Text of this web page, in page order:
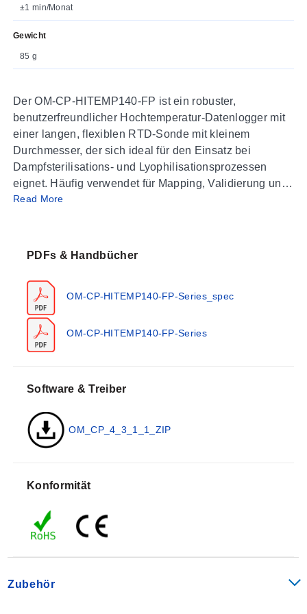
±1 min/Monat
Gewicht
85 g
Der OM-CP-HITEMP140-FP ist ein robuster,
benutzerfreundlicher Hochtemperatur-Datenlogger mit
einer langen, flexiblen RTD-Sonde mit kleinem
Durchmesser, der sich ideal für den Einsatz bei
Dampfsterilisations- und Lyophilisationsprozessen
eignet. Häufig verwendet für Mapping, Validierung und
Überwachung von Hochtemperatur-Oberflächen und -
36 und dem OM-CP-HITEMP140-FP-72, die entweder
cm (72') aufweisen. Die flexible Sonde ist mit PFA-
Isolierung beschichtet und hält Temperaturen bis zu
260°C (500°F) mit einer Genauigkeit von ± 0,1°C (±
0,18°F) stand. Der OM-CP-HITEMP140-FP ist auch mit
einem optionalen Thermoschutzgehäuse erhältlich, um
einem belüfteten oder bündigen Deckelgehäuse
geliefert, um eine Vielzahl von Anwendungen zu
ermöglichen.
Das Sondendesign des OM-CP-HITEMP140-FP ist
kleinen Fläschchen, Schläuchen, Reagenzgläsern und
anderen Anwendungen mit kleinem Durchmesser oder
Sonde werden die Bruchrisiken (sowohl Fläschchen
als auch Sonde), die üblicherweise mit
Read More
PDFs & Handbücher
OM-CP-HITEMP140-FP-Series_spec
OM-CP-HITEMP140-FP-Series
Software & Treiber
OM_CP_4_3_1_1_ZIP
Konformität
Zubehör